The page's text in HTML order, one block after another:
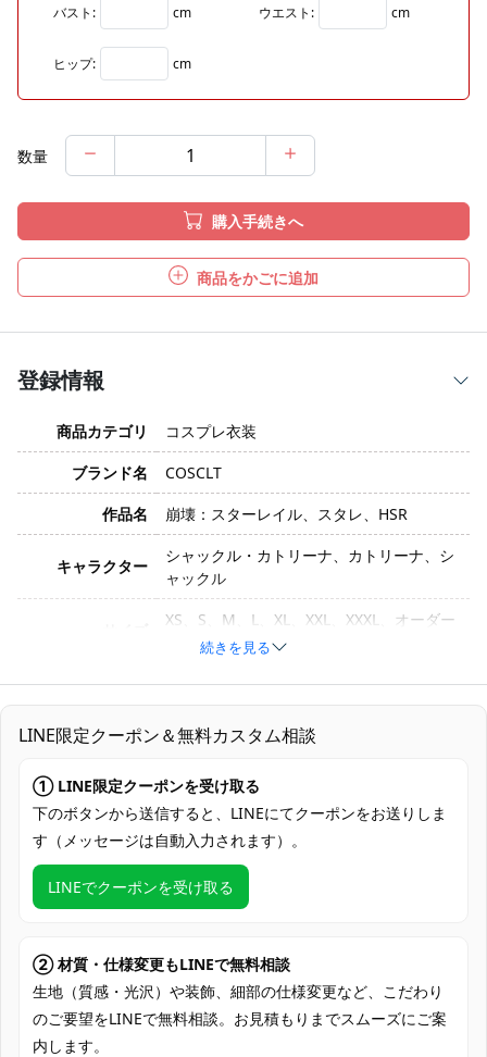
バスト: cm ウエスト: cm
ヒップ: cm
数量
購入手続きへ
商品をかごに追加
登録情報
商品カテゴリ
コスプレ衣装
ブランド名
COSCLT
作品名
崩壊：スターレイル、スタレ、HSR
キャラクター
シャックル・カトリーナ、カトリーナ、シ
ャックル
XS、S、M、L、XL、XXL、XXXL、オーダー
メイド
素材
コスプレ専用生地
セット内容
ズボン、コート、インナー、帽子、ベル
ト、手袋、手首飾り、道具
発送予定
加工に7～15営業日、配送に5～7営業日
（※土日祝除く）、合計で12～22営業日程
度でお届け
支払い方法
クレジットカード（VISA、Master、JCB、
Discover、AMERICAN EXPRESS）、
使用場所
コミケ・即売会、アニメ／ゲーム系イベン
ト、スタジオ撮影会、ロケ撮影、ハロウィ
ン仮装、コスプレオフ会、SNS用ポートレ
ート、ディスプレイ・コレクション
続きを見る
LINE限定クーポン＆無料カスタム相談
① LINE限定クーポンを受け取る
下のボタンから送信すると、LINEにてクーポンをお送りしま
す（メッセージは自動入力されます）。
LINEでクーポンを受け取る
② 材質・仕様変更もLINEで無料相談
生地（質感・光沢）や装飾、細部の仕様変更など、こだわり
のご要望をLINEで無料相談。お見積もりまでスムーズにご案
内します。